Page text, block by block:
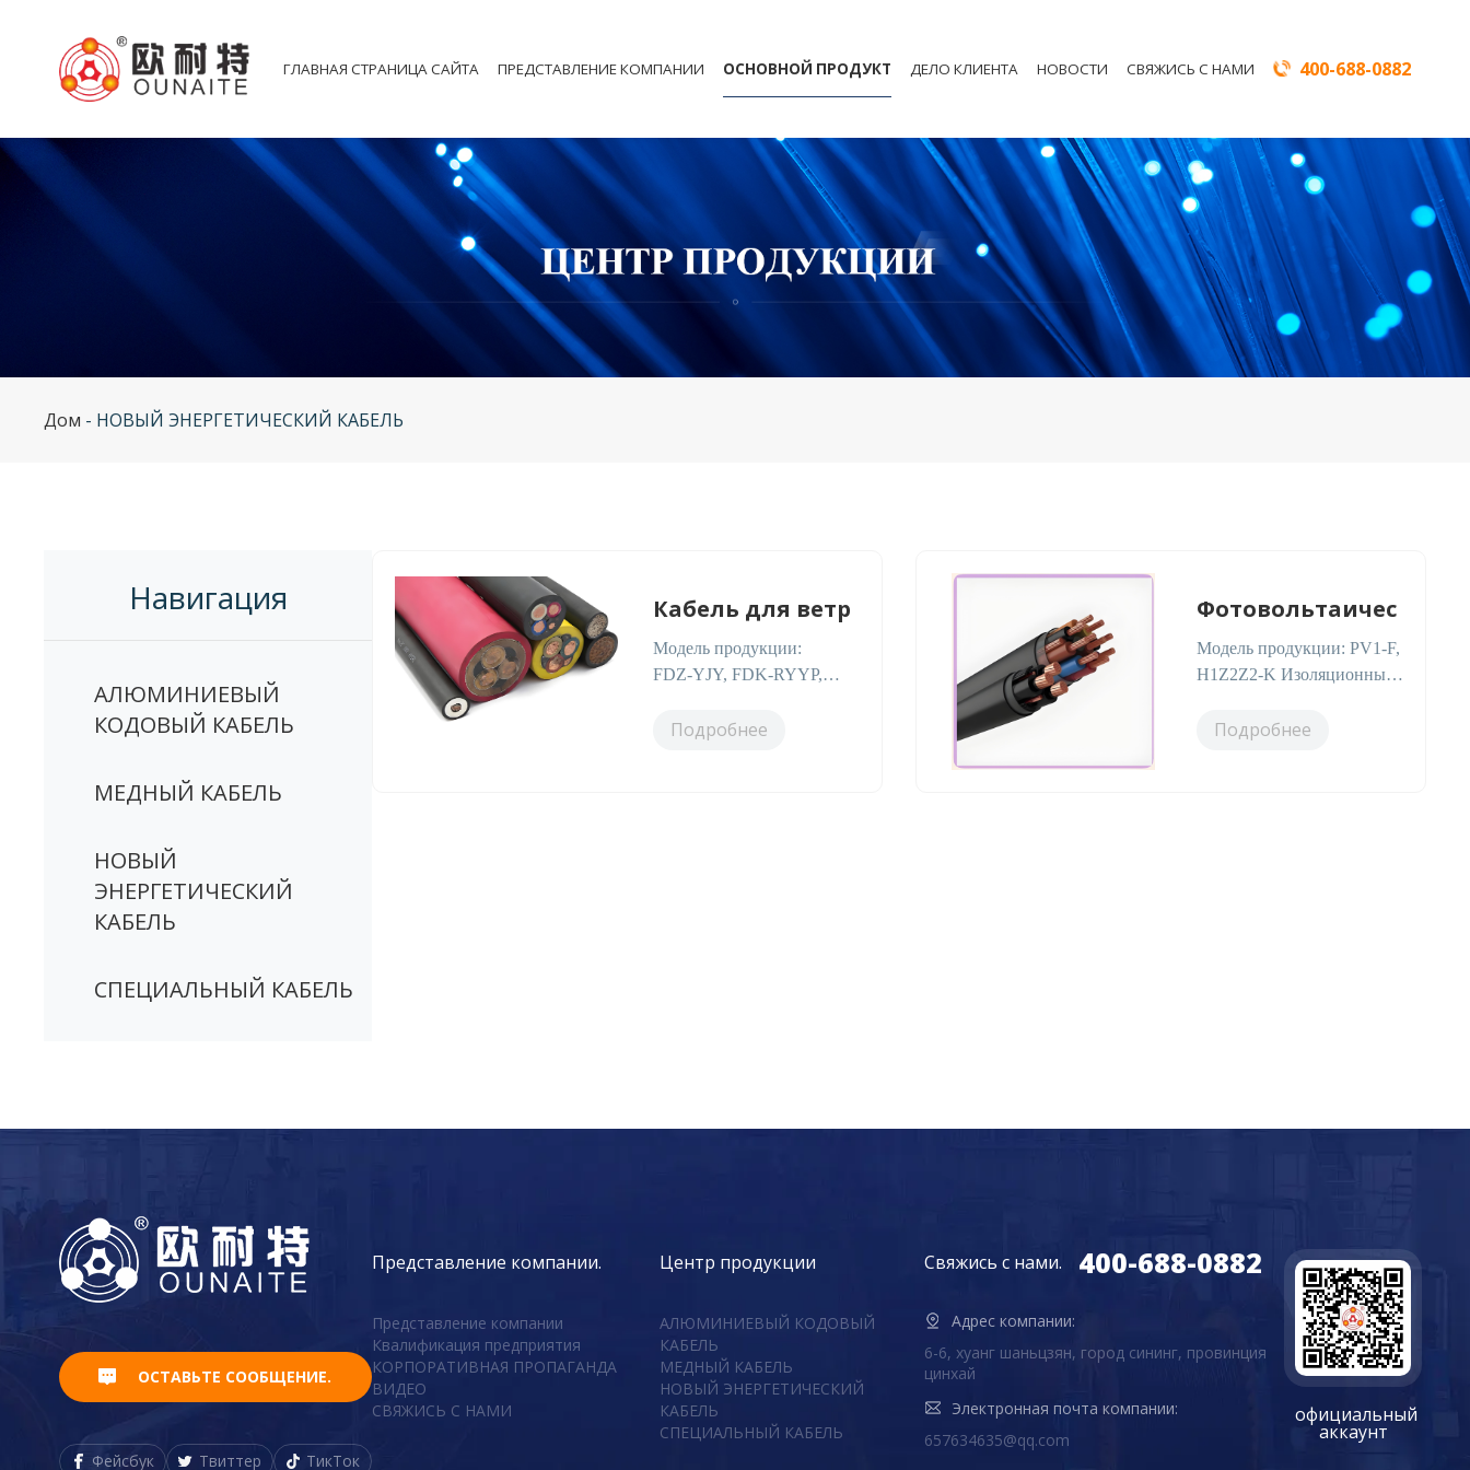
ГЛАВНАЯ СТРАНИЦА САЙТА ПРЕДСТАВЛЕНИЕ КОМПАНИИ ОСНОВНОЙ ПРОДУКТ ДЕЛО КЛИЕНТА НОВОСТИ СВЯЖИСЬ С НАМИ 400-688-0882
Дом - НОВЫЙ ЭНЕРГЕТИЧЕСКИЙ КАБЕЛЬ
Навигация
АЛЮМИНИЕВЫЙ
КОДОВЫЙ КАБЕЛЬ
МЕДНЫЙ КАБЕЛЬ
НОВЫЙ
ЭНЕРГЕТИЧЕСКИЙ
КАБЕЛЬ
СПЕЦИАЛЬНЫЙ КАБЕЛЬ
Кабель для ветр
Модель продукции:
FDZ‑YJY, FDK‑RYYP,
материал: сшитый
Подробнее
Фотовольтаичес
Модель продукции: PV1-F,
H1Z2Z2-K Изоляционный
полиолефин (XLPO),
Подробнее
ОСТАВЬТЕ СООБЩЕНИЕ.
Фейсбук Твиттер ТикТок
Представление компании.
Представление компании
Квалификация предприятия
КОРПОРАТИВНАЯ ПРОПАГАНДА
ВИДЕО
СВЯЖИСЬ С НАМИ
Центр продукции
АЛЮМИНИЕВЫЙ КОДОВЫЙ
КАБЕЛЬ
МЕДНЫЙ КАБЕЛЬ
НОВЫЙ ЭНЕРГЕТИЧЕСКИЙ
КАБЕЛЬ
СПЕЦИАЛЬНЫЙ КАБЕЛЬ
Свяжись с нами. 400-688-0882
Адрес компании:
6-6, хуанг шаньцзян, город сининг, провинция
цинхай
Электронная почта компании:
657634635@qq.com
официальный
аккаунт